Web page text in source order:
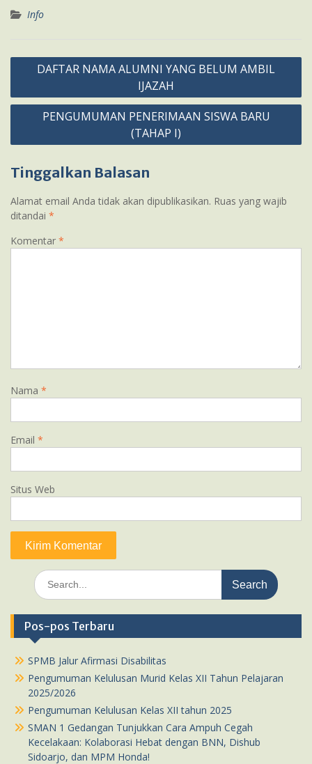
Info
Navigasi
DAFTAR NAMA ALUMNI YANG BELUM AMBIL
IJAZAH
PENGUMUMAN PENERIMAAN SISWA BARU
(TAHAP I)
Tinggalkan Balasan
Alamat email Anda tidak akan dipublikasikan. Ruas yang wajib
ditandai *
Komentar *
Nama *
Email *
Situs Web
Search
for:
Pos-pos Terbaru
SPMB Jalur Afirmasi Disabilitas
Pengumuman Kelulusan Murid Kelas XII Tahun Pelajaran
2025/2026
Pengumuman Kelulusan Kelas XII tahun 2025
SMAN 1 Gedangan Tunjukkan Cara Ampuh Cegah
Kecelakaan: Kolaborasi Hebat dengan BNN, Dishub
Sidoarjo, dan MPM Honda!